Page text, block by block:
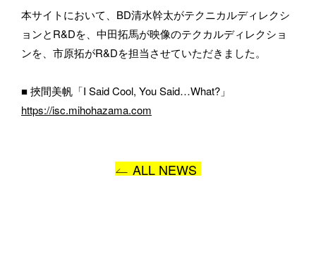
本サイトにおいて、BD清水幹太がテクニカルディレクシ
ョンとR&Dを、中田拓馬が映像のテクカルディレクショ
ンを、市原拓がR&Dを担当させていただきました。
■ 挾間美帆「I Said Cool, You Said…What?」
https://isc.mihohazama.com
ALL NEWS
お問い合わせ内容